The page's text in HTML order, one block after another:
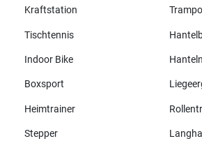
Kraftstation
Tischtennis
Indoor Bike Hanteln
Boxsport
Heimtrainer
Stepper